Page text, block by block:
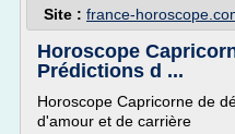
Site : france-
Horoscope
Prédictions d ...
Horoscope Capricorne de
d'amour et de carrière